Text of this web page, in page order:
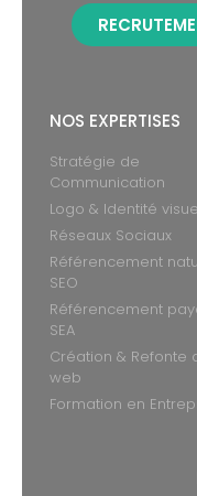
NOS EXPERTISES
Stratégie de
Communication
Logo & Identité
Réseaux Sociaux
Référencement
SEO
Référencement
SEA
Création & Refonte
web
Formation en